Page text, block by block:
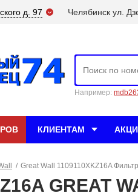
д. 97 Челябинск ул.
Например:
КЛИЕНТАМ
/ Great Wall 1109110XKZ16A
GREAT